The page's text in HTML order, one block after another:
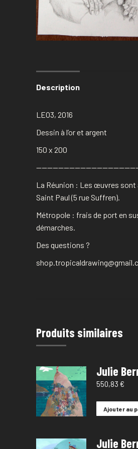
Description
LEO3, 2016
Dessin à l’or et argent
150 x 200
La Réunion : Les œuvres sont
Saint Paul (5 rue Suffren).
Métropole : frais de port en
démarches.
Des questions ?
Produits similaires
Julie
550,83 €
Ajouter au
Julie